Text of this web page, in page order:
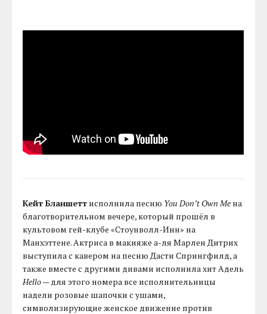
Кейт Бланшетт исполнила песню You Don’t Own Me на
благотворительном вечере, который прошёл в
культовом гей-клубе «Стоунволл-Инн» на
Манхэттене. Актриса в макияже а-ля Марлен Дитрих
выступила с кавером на песню Дасти Спрингфилд, а
также вместе с другими дивами исполнила хит Адель
Hello— для этого номера все исполнительницы
надели розовые шапочки с ушами,
символизирующие женское движение против